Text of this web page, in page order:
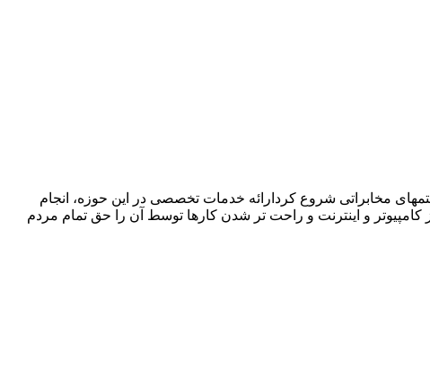
خود را در زمینه فروش ،اجرا و پشتیبانی سیستمهای مخابراتی شروع کردارائه خدمات تخصصی در این حوزه، انجام
و اینترنت و راحت تر شدن کارها توسط آن را حق تمام مردم